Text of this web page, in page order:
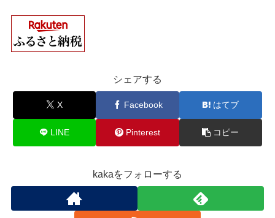
シェアする
X Facebook はてブ
LINE Pinterest コピー
kakaをフォローする